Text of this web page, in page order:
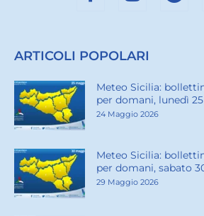
ARTICOLI POPOLARI
Meteo Sicilia:
per domani, lunedì
24 Maggio 2026
Meteo Sicilia:
per domani, sabato
29 Maggio 2026